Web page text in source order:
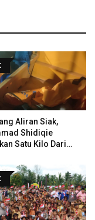
Aliran Siak,
Shidiqie
Satu Kilo Dari